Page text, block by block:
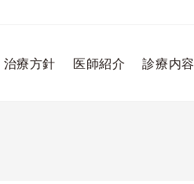
治療方針 医師紹介 診療内容